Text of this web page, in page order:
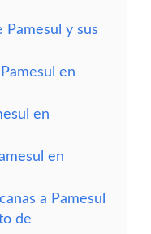
Pamesul y sus
en
en
en
a Pamesul
de